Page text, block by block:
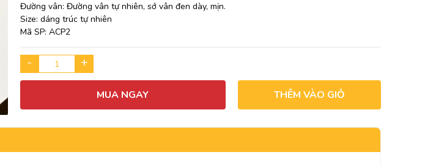
Đường vân: Đường vân tự nhiên, sớ vân đen dày, mịn.
Size: dáng trúc tự nhiên
Mã SP: ACP2
- +
MUA NGAY THÊM VÀO GIỎ